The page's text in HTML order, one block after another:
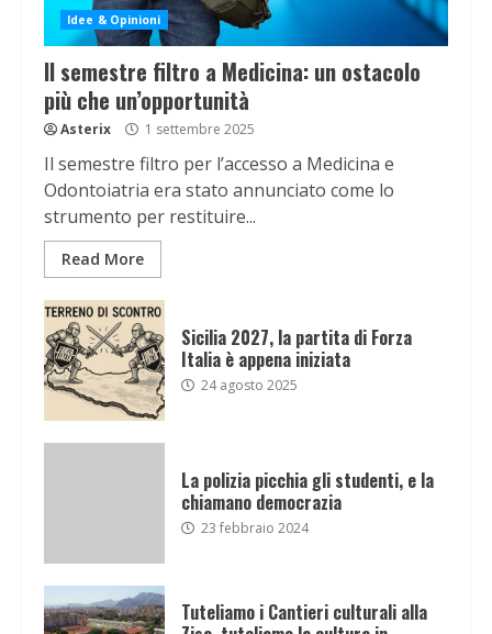
Idee & Opinioni
Il semestre filtro a Medicina: un ostacolo
più che un’opportunità
Asterix 1 settembre 2025
Il semestre filtro per l’accesso a Medicina e
Odontoiatria era stato annunciato come lo
strumento per restituire...
Read More
Sicilia 2027, la partita di Forza
Italia è appena iniziata
24 agosto 2025
La polizia picchia gli studenti, e la
chiamano democrazia
23 febbraio 2024
Tuteliamo i Cantieri culturali alla